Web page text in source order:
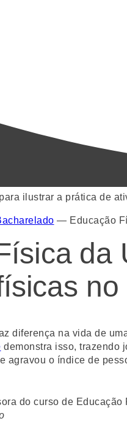
— Educação
da
diferença na vida de
demonstra isso, trazendo
agravou o índice de